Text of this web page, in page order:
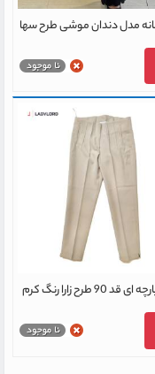
مدل دندان موشی طرح سها
90 طرح زارا رنگ کرم